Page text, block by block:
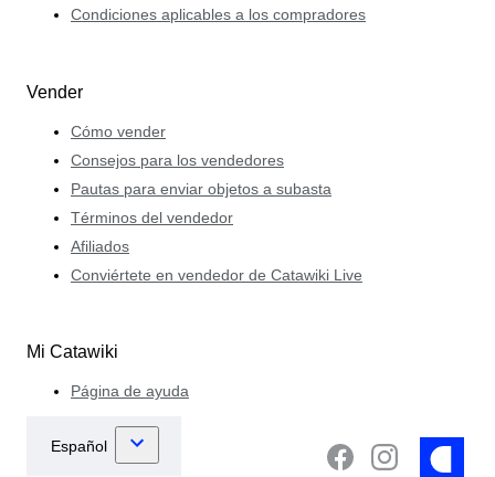
Condiciones aplicables a los compradores
Vender
Cómo vender
Consejos para los vendedores
Pautas para enviar objetos a subasta
Términos del vendedor
Afiliados
Conviértete en vendedor de Catawiki Live
Mi Catawiki
Página de ayuda